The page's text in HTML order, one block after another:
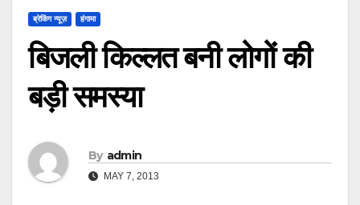
ब्रेकिंग न्यूज़ हंगामा
बिजली किल्लत बनी लोगों की
बड़ी समस्या
By admin
MAY 7, 2013